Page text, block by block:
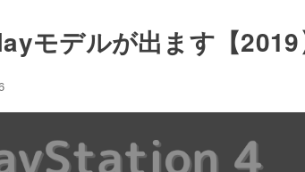
モデルが出ます【